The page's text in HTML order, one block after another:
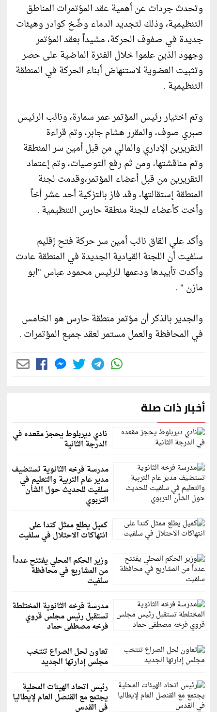
وتحدث جردات عن أهمية عقد المؤتمرات المناطق
التنظيمية، وذلك لتجديد الدماء وضًخ كوادر وهيئات
جديدة في صفوف الحركة، مشيداً بعقد المؤتمر
وجهود الذين علموا خلال الفترة الماضية على حصر
وتثبيت العضوية لاستنهاض أبناء الحركة في المنطقة
التنظيمية .
وتم اختيار رئيس المؤتمر عمر سمارة، ونائب الرئيس
صبري صوف، والمقرر هشام جابر، وتم قراءة
التقريرين الإداري والمالي من قبل أمين سر المنطقة
وتم مناقشتها، ومن ثم رفع التوصيات، وتم إعتماد
التقريرين من قبل أعضاء المؤتمر،وقدمت لجنة
المنطقة إستقالتها، وقد فاز بالتزكية أحد عشر أخاً
وأخت كأعضاء للجنة منطقة حارس التنظيمية .
وأكد علي القاق نائب أمين سر حركة فتح إقليم
سلفيت أن اللجنة القيادية الجديدة في المنطقة عادت
وأكدت تأييدها ودعمها للرئيس محمود عباس "ابو
مازن " .
والجدير بالذكر أن مؤتمر منطقة حارس هو الخامس
في المحافظة والعمل مستمر لعقد جميع المؤتمرات .
أخبار ذات صلة
نادي ديربلوط يحجز مقعده في
الدرجة الثانية
مدرسة فرخه الثانوية تستضيف
مدير عام التربية والتعليم في
سلفيت للحديث حول الشأن
التربوي
كميل يطلع ممثل كندا على
انتهاكات الاحتلال في سلفيت
وزير الحكم المحلي يفتتح عدداً
من المشاريع في محافظة
سلفيت
مدرسة فرخه الثانوية المختلطة
تستقبل رئيس مجلس قروي
فرخه مصطفى حماد
تعاون لحل الصراع تنتخب
مجلس إدارتها الجديد
رئيس اتحاد الهيئات المحلية
يجتمع مع القنصل العام لإيطاليا
في القدس